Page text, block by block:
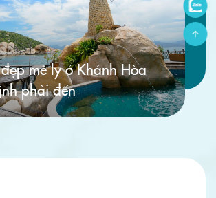
mê ly ở Khánh Hòa
phải đến